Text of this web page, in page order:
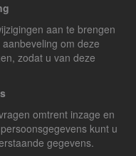
aan te brengen
om deze
zodat u van deze
omtrent inzage en
kunt u
gegevens.